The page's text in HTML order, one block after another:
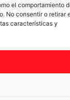
el comportamiento
No consentir o retirar
características y
Privacidad